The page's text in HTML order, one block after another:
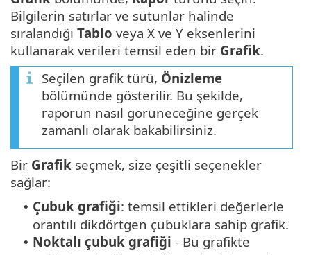
Bilgilerin satırlar ve sütunlar halinde
sıralandığı Tablo veya X ve Y eksenlerini
kullanarak verileri temsil eden bir Grafik.
Seçilen grafik türü, Önizleme
bölümünde gösterilir. Bu şekilde,
raporun nasıl görüneceğine gerçek
zamanlı olarak bakabilirsiniz.
Bir Grafik seçmek, size çeşitli seçenekler
sağlar:
• Çubuk grafiği: temsil ettikleri değerlerle
orantılı dikdörtgen çubuklara sahip grafik.
• Noktalı çubuk grafiği - Bu grafikte